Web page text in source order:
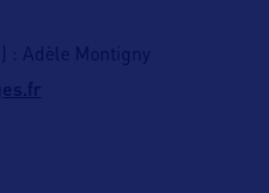
: Adèle Montigny